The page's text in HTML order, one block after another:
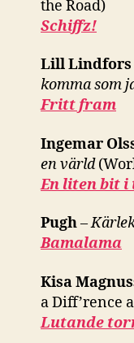
the Road)
Schiffz!
Lill Lindfors
komma som
Fritt fram
Ingemar
en värld
En liten bit i
Pugh–
Bamalama
Kisa
a Diff’rence
Lutande